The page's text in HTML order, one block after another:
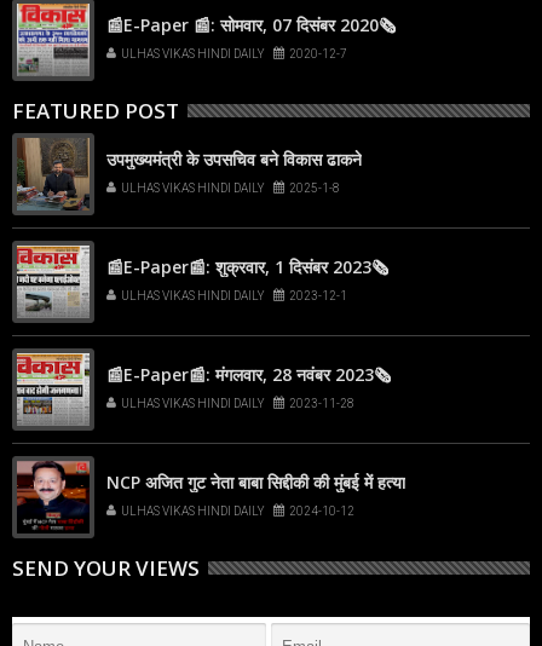
📰E-Paper 📰: सोमवार, 07 दिसंबर 2020🗞
ULHAS VIKAS HINDI DAILY 2020-12-7
FEATURED POST
उपमुख्यमंत्री के उपसचिव बने विकास ढाकने
ULHAS VIKAS HINDI DAILY 2025-1-8
📰E-Paper📰: शुक्रवार, 1 दिसंबर 2023🗞
ULHAS VIKAS HINDI DAILY 2023-12-1
📰E-Paper📰: मंगलवार, 28 नवंबर 2023🗞
ULHAS VIKAS HINDI DAILY 2023-11-28
NCP अजित गुट नेता बाबा सिद्दीकी की मुंबई में हत्या
ULHAS VIKAS HINDI DAILY 2024-10-12
SEND YOUR VIEWS